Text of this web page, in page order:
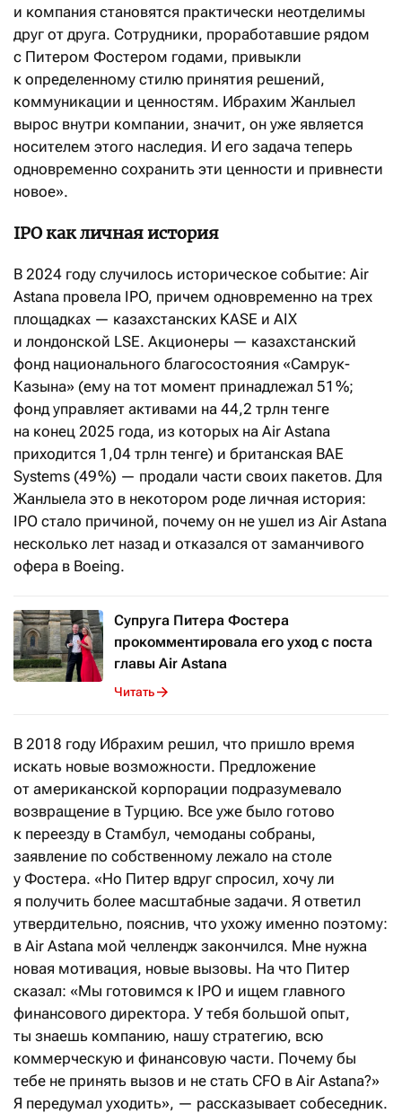
и компания становятся практически неотделимы
друг от друга. Сотрудники, проработавшие рядом
с Питером Фостером годами, привыкли
к определенному стилю принятия решений,
коммуникации и ценностям. Ибрахим Жанлыел
вырос внутри компании, значит, он уже является
носителем этого наследия. И его задача теперь
одновременно сохранить эти ценности и привнести
новое».
IPO как личная история
В 2024 году случилось историческое событие: Air
Astana провела IPO, причем одновременно на трех
площадках — казахстанских KASE и AIX
и лондонской LSE. Акционеры — казахстанский
фонд национального благосостояния «Самрук-
Казына» (ему на тот момент принадлежал 51 %;
фонд управляет активами на 44,2 трлн тенге
на конец 2025 года, из которых на Air Astana
приходится 1,04 трлн тенге) и британская BAE
Systems (49 %) — продали части своих пакетов. Для
Жанлыела это в некотором роде личная история:
IPO стало причиной, почему он не ушел из Air Astana
несколько лет назад и отказался от заманчивого
офера в Boeing.
Супруга Питера Фостера
прокомментировала его уход с поста
главы Air Astana
Читать
В 2018 году Ибрахим решил, что пришло время
искать новые возможности. Предложение
от американской корпорации подразумевало
возвращение в Турцию. Все уже было готово
к переезду в Стамбул, чемоданы собраны,
заявление по собственному лежало на столе
у Фостера. «Но Питер вдруг спросил, хочу ли
я получить более масштабные задачи. Я ответил
утвердительно, пояснив, что ухожу именно поэтому:
в Air Astana мой челлендж закончился. Мне нужна
новая мотивация, новые вызовы. На что Питер
сказал: «Мы готовимся к IPO и ищем главного
финансового директора. У тебя большой опыт,
ты знаешь компанию, нашу стратегию, всю
коммерческую и финансовую части. Почему бы
тебе не принять вызов и не стать CFO в Air Astana?»
Я передумал уходить», — рассказывает собеседник.